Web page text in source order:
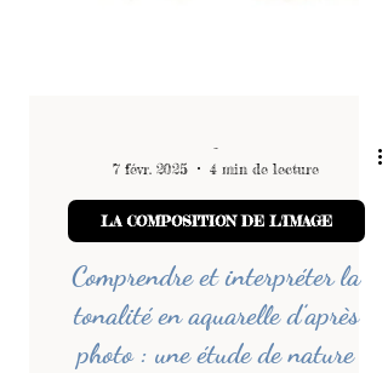
-
7 févr. 2025
4 min de lecture